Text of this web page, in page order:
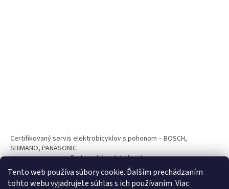
Tento web používa súbory cookie. Ďalším prechádzaním
tohto webu vyjadrujete súhlas s ich používaním. Viac
Certifikovaný servis elektrobicyklov s pohonom – BOSCH,
SHIMANO, PANASONIC
Partnerský web hokejshop.eu